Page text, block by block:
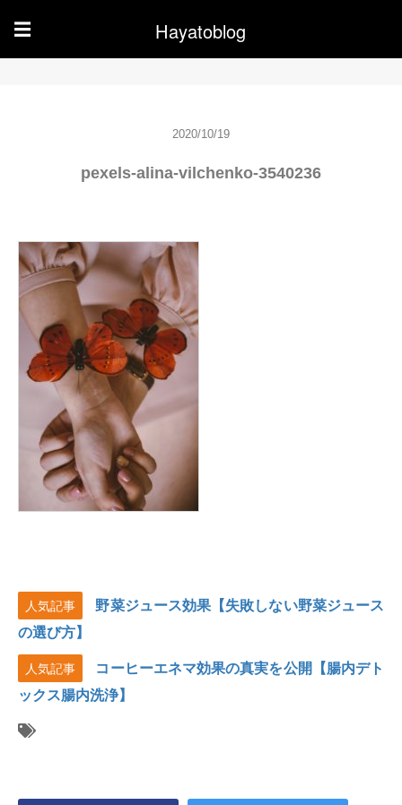
☰ Hayatoblog
2020/10/19
pexels-alina-vilchenko-3540236
人気記事
野菜ジュース効果【失敗しない野菜ジュース
の選び方】
人気記事
コーヒーエネマ効果の真実を公開【腸内デト
ックス腸内洗浄】